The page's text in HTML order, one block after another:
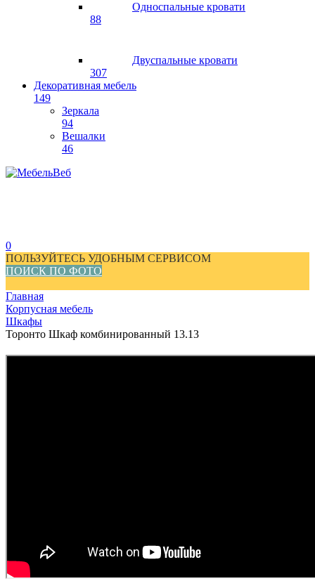
Односпальные кровати
88
Двуспальные кровати
307
Декоративная мебель
149
Зеркала
94
Вешалки
46
0
ПОЛЬЗУЙТЕСЬ УДОБНЫМ СЕРВИСОМ
ПОИСК ПО ФОТО
Главная
Корпусная мебель
Шкафы
Торонто Шкаф комбинированный 13.13